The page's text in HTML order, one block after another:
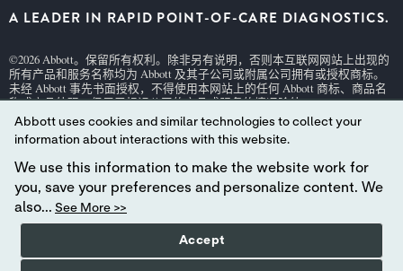
A LEADER IN RAPID POINT-OF-CARE DIAGNOSTICS.
©2026 Abbott。保留所有权利。除非另有说明，否则本互联网网站上出现的
所有产品和服务名称均为 Abbott 及其子公司或附属公司拥有或授权商标。
未经 Abbott 事先书面授权，不得使用本网站上的任何 Abbott 商标、商品名
称或商品外观，但用于标识公司的产品或服务的情况除外。
本网站受适用的美国法律和政府法规管辖。此处所含的产品和信息可能无
法在所有国家/地区访问，Abbott 对于可能不符合当地国家/地区法律程序、
您对本网站及其所含信息的使用须遵守我们的
网站条款和条件 及
私隐政
策。所示照片仅作说明之用。照片中的任何人均为模特。 GDPR 声明
诊断。有关 i-STAT
支持区域中的试剂盒信息 (CTI/IFU)。
Abbott uses cookies and similar technologies to collect your
information about interactions with this website.
We use this information to make the website work for
you, save your preferences and personalize content. We
also... See More >>
Accept